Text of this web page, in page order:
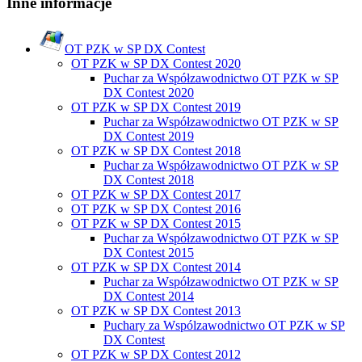
OT PZK w SP DX Contest
OT PZK w SP DX Contest 2020
Puchar za Współzawodnictwo OT PZK w SP
DX Contest 2020
OT PZK w SP DX Contest 2019
Puchar za Współzawodnictwo OT PZK w SP
DX Contest 2019
OT PZK w SP DX Contest 2018
Puchar za Współzawodnictwo OT PZK w SP
DX Contest 2018
OT PZK w SP DX Contest 2017
OT PZK w SP DX Contest 2016
OT PZK w SP DX Contest 2015
Puchar za Współzawodnictwo OT PZK w SP
DX Contest 2015
OT PZK w SP DX Contest 2014
Puchar za Współzawodnictwo OT PZK w SP
DX Contest 2014
OT PZK w SP DX Contest 2013
Puchary za Wspólzawodnictwo OT PZK w SP
DX Contest
OT PZK w SP DX Contest 2012